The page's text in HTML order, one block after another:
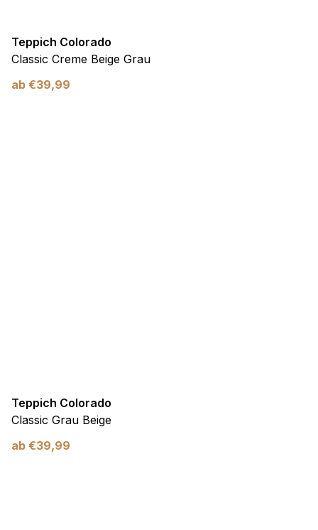
Teppich Colorado
Classic Creme Beige Grau
ab €39,99
Teppich Colorado
Classic Grau Beige
ab €39,99